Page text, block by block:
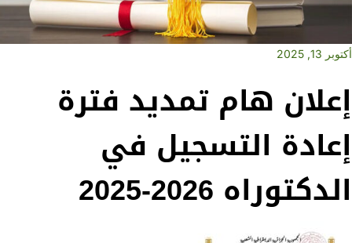
أكتوبر 13, 2025
إعلان هام تمديد فترة
إعادة التسجيل في
الدكتوراه 2026-2025